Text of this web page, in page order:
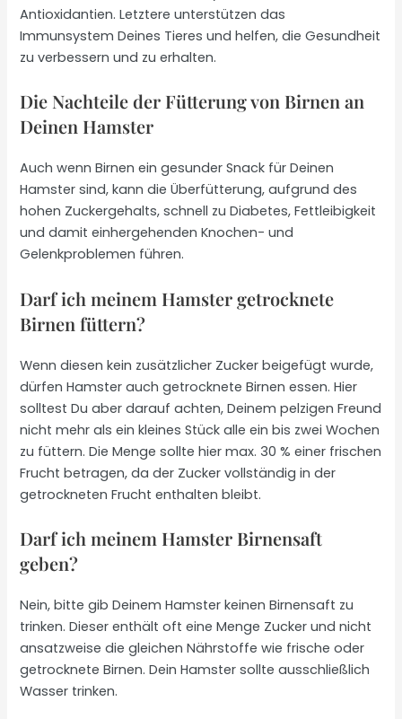
Antioxidantien. Letztere unterstützen das
Immunsystem Deines Tieres und helfen, die Gesundheit
zu verbessern und zu erhalten.
Die Nachteile der Fütterung von Birnen an
Deinen Hamster
Auch wenn Birnen ein gesunder Snack für Deinen
Hamster sind, kann die Überfütterung, aufgrund des
hohen Zuckergehalts, schnell zu Diabetes, Fettleibigkeit
und damit einhergehenden Knochen- und
Gelenkproblemen führen.
Darf ich meinem Hamster getrocknete
Birnen füttern?
Wenn diesen kein zusätzlicher Zucker beigefügt wurde,
dürfen Hamster auch getrocknete Birnen essen. Hier
solltest Du aber darauf achten, Deinem pelzigen Freund
nicht mehr als ein kleines Stück alle ein bis zwei Wochen
zu füttern. Die Menge sollte hier max. 30 % einer frischen
Frucht betragen, da der Zucker vollständig in der
getrockneten Frucht enthalten bleibt.
Darf ich meinem Hamster Birnensaft
geben?
Nein, bitte gib Deinem Hamster keinen Birnensaft zu
trinken. Dieser enthält oft eine Menge Zucker und nicht
ansatzweise die gleichen Nährstoffe wie frische oder
getrocknete Birnen. Dein Hamster sollte ausschließlich
Wasser trinken.